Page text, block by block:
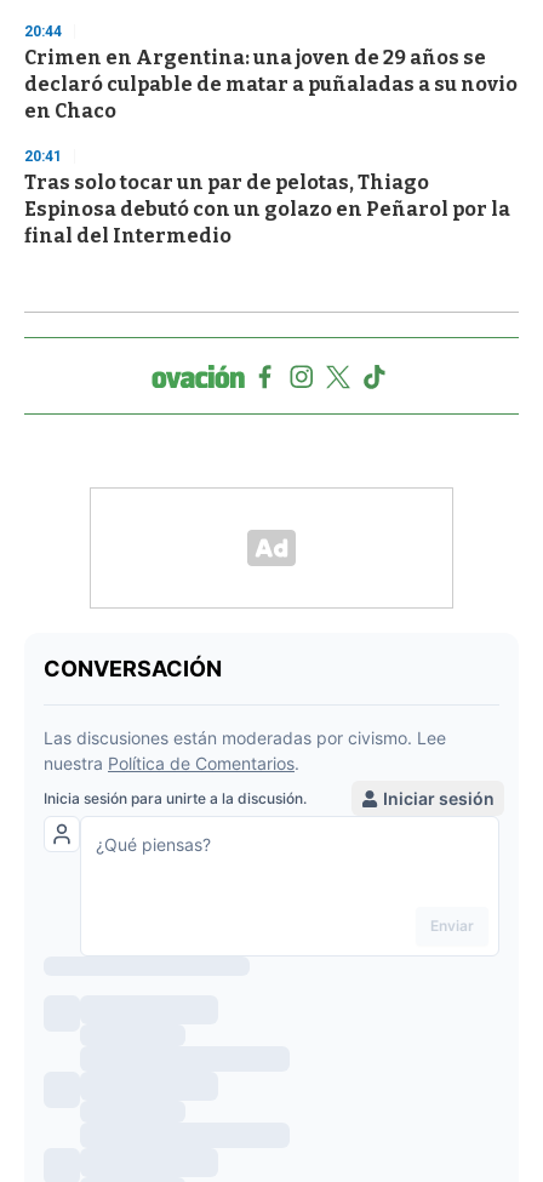
20:44
Crimen en Argentina: una joven de 29 años se
declaró culpable de matar a puñaladas a su novio
en Chaco
20:41
Tras solo tocar un par de pelotas, Thiago
Espinosa debutó con un golazo en Peñarol por la
final del Intermedio